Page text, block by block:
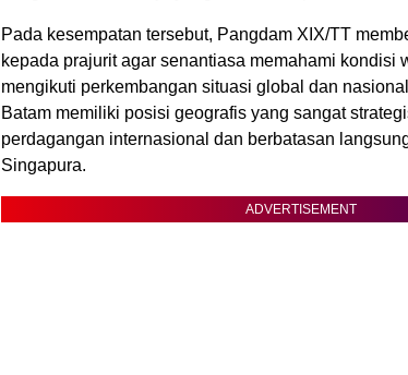
Pada kesempatan tersebut, Pangdam XIX/TT
kepada prajurit agar senantiasa memahami kondisi
mengikuti perkembangan situasi global dan
Batam memiliki posisi geografis yang sangat
perdagangan internasional dan berbatasan
Singapura.
ADVERTISEMENT